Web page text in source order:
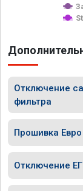
Отключение
фильтра
Прошивка Евро
Отключение